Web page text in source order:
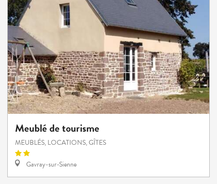
Meublé de tourisme
MEUBLÉS, LOCATIONS, GÎTES
Gavray-sur-Sienne